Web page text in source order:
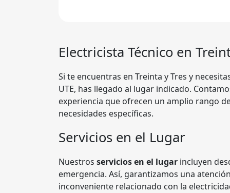
Electricista Técnico en
Si te encuentras en Treinta y Tres y
UTE, has llegado al lugar indicado.
experiencia que ofrecen un amplio rango
necesidades específicas.
Servicios en el Lugar
Nuestros servicios en el lugar incluyen
emergencia. Así, garantizamos una
inconveniente relacionado con la